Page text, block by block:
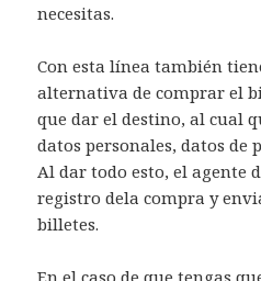
necesitas.
Con esta línea también
alternativa de comprar el
que dar el destino, al cual
datos personales, datos de
Al dar todo esto, el agente
registro dela compra y
billetes.
En el caso de que tengas